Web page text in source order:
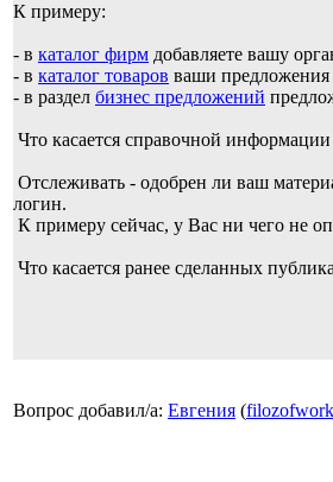
К примеру:
- в каталог фирм добавляете вашу
- в каталог товаров ваши предложения
- в раздел бизнес предложений
Что касается справочной
Отслеживать - одобрен ли ваш
логин.
К примеру сейчас, у Вас ни чего не
Что касается ранее сделанных
Вопрос добавил/а: Евгения (filozofwork